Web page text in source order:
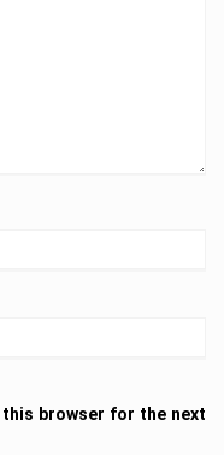
this browser for the next